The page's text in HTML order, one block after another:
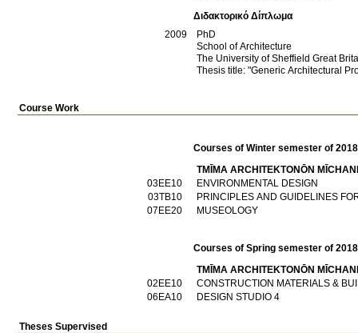
Διδακτορικό Δίπλωμα
2009
PhD
School of Architecture
The University of Sheffield Great
Thesis title: "Generic Architectural
Course Work
Courses of Winter semester of
TMĪMA ARCΗITEKTONŌN
03EE10
ENVIRONMENTAL DESIGN
03TB10
PRINCIPLES AND GUIDELINES
07EE20
MUSEOLOGY
Courses of Spring semester of
TMĪMA ARCΗITEKTONŌN
02EE10
CONSTRUCTION MATERIALS &
06EA10
DESIGN STUDIO 4
Theses Supervised